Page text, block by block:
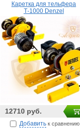
Каретка для тельфера
Т-1000 Denzel
12710 руб.
Добавить к сравнению